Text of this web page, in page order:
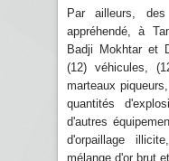
Par ailleurs,
appréhendé, à
Badji Mokhtar et
(12) véhicules,
marteaux
quantités
d'autres
d'orpaillage
mélange d'or brut